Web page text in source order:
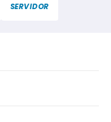
SERVIDOR